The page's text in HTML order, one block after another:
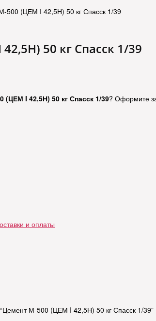
500 (ЦЕМ I 42,5Н) 50 кг Спасск 1/39
50 кг Спасск 1/39
(ЦЕМ I 42,5Н) 50 кг Спасск 1/39? Оформите
и оплаты
М-500 (ЦЕМ I 42,5Н) 50 кг Спасск 1/39”